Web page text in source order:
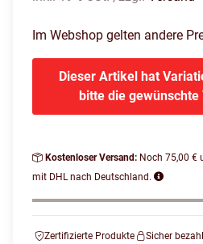
Im Webshop gelten andere
Dieser Artikel hat
bitte die gewünschte
Kostenloser Versand: Noch 75,00 €
mit DHL nach Deutschland.
Zertifizierte Produkte Sicher